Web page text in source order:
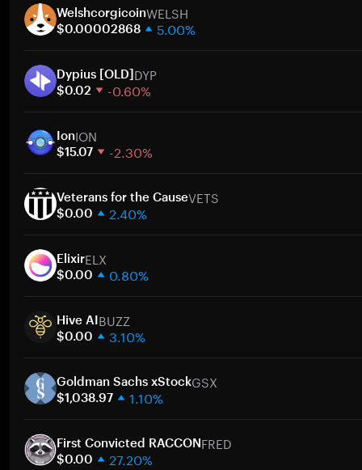
30 天
市值
WelshcorgicoinWELSH
$0.00002868 5.00%
30 天
市值
Dypius [OLD]DYP
$0.02 -0.60%
30 天
市值
IonION
$15.07 -2.30%
30 天
市值
Veterans for the CauseVETS
$0.00 2.40%
30 天
市值
ElixirELX
$0.00 0.80%
30 天
市值
Hive AIBUZZ
$0.00 3.10%
30 天
市值
Goldman Sachs xStockGSX
$1,038.97 1.10%
30 天
市值
First Convicted RACCONFRED
$0.00 27.20%